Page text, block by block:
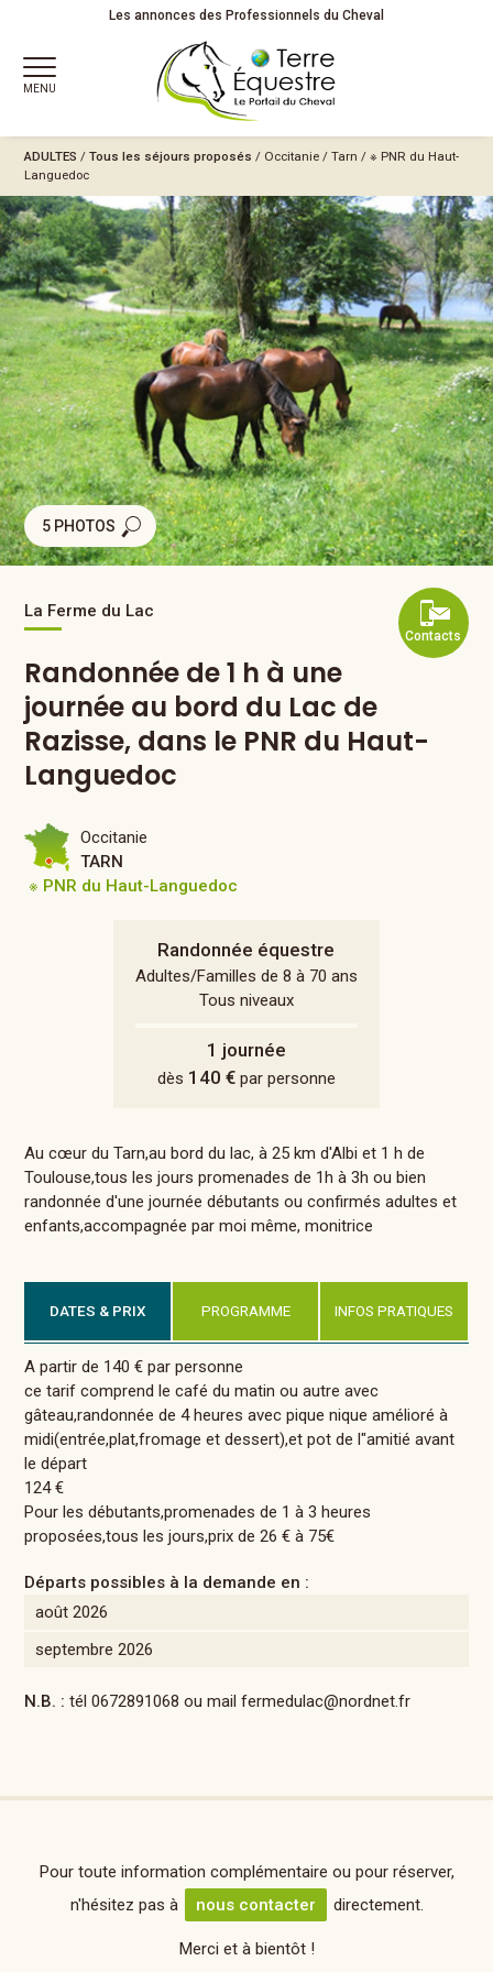
Les annonces des Professionnels du Cheval
MENU
ADULTES /Tous les séjours proposés / Occitanie /Tarn /※ PNR du Haut-
Languedoc
5 PHOTOS
Contacts
La Ferme du Lac
Randonnée de 1 h à une
journée au bord du Lac de
Razisse, dans le PNR du Haut-
Languedoc
Randonnée équestre
Adultes/Familles de 8 à 70 ans
Tous niveaux
1 journée
dès 140 €par personne
Occitanie
TARN
※ PNR du Haut-Languedoc
Au cœur du Tarn,au bord du lac, à 25 km d'Albi et 1 h de
Toulouse,tous les jours promenades de 1h à 3h ou bien
randonnée d'une journée débutants ou confirmés adultes et
enfants,accompagnée par moi même, monitrice
DATES & PRIX PROGRAMME INFOS PRATIQUES
A partir de 140 € par personne
ce tarif comprend le café du matin ou autre avec
gâteau,randonnée de 4 heures avec pique nique amélioré à
midi(entrée,plat,fromage et dessert),et pot de l"amitié avant
le départ
124 €
Pour les débutants,promenades de 1 à 3 heures
proposées,tous les jours,prix de 26 € à 75€
Départs possibles à la demande en :
août 2026
septembre 2026
N.B. : tél 0672891068 ou mail fermedulac@nordnet.fr
Pour toute information complémentaire ou pour réserver,
n'hésitez pas à
nous contacter directement.
Merci et à bientôt !